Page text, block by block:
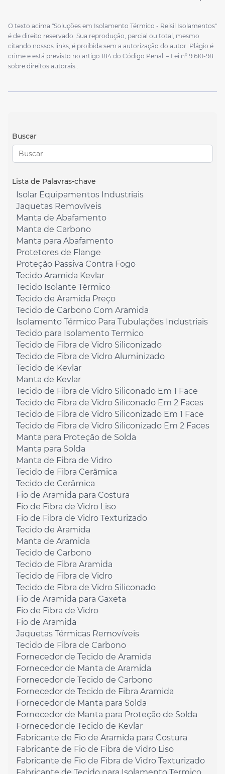
O texto acima "Soluções em Isolamento Térmico - Reisil Isolamentos"
é de direito reservado. Sua reprodução, parcial ou total, mesmo
citando nossos links, é proibida sem a autorização do autor. Plágio é
crime e está previsto no artigo 184 do Código Penal. – Lei n° 9.610-98
sobre direitos autorais .
Buscar
Lista de Palavras-chave
Isolar Equipamentos Industriais
Jaquetas Removíveis
Manta de Abafamento
Manta de Carbono
Manta para Abafamento
Protetores de Flange
Proteção Passiva Contra Fogo
Tecido Aramida Kevlar
Tecido Isolante Térmico
Tecido de Aramida Preço
Tecido de Carbono Com Aramida
Isolamento Térmico Para Tubulações Industriais
Tecido para Isolamento Termico
Tecido de Fibra de Vidro Siliconizado
Tecido de Fibra de Vidro Aluminizado
Tecido de Kevlar
Manta de Kevlar
Tecido de Fibra de Vidro Siliconado Em 1 Face
Tecido de Fibra de Vidro Siliconado Em 2 Faces
Tecido de Fibra de Vidro Siliconizado Em 1 Face
Tecido de Fibra de Vidro Siliconizado Em 2 Faces
Manta para Proteção de Solda
Manta para Solda
Manta de Fibra de Vidro
Tecido de Fibra Cerâmica
Tecido de Cerâmica
Fio de Aramida para Costura
Fio de Fibra de Vidro Liso
Fio de Fibra de Vidro Texturizado
Tecido de Aramida
Manta de Aramida
Tecido de Carbono
Tecido de Fibra Aramida
Tecido de Fibra de Vidro
Tecido de Fibra de Vidro Siliconado
Fio de Aramida para Gaxeta
Fio de Fibra de Vidro
Fio de Aramida
Jaquetas Térmicas Removíveis
Tecido de Fibra de Carbono
Fornecedor de Tecido de Aramida
Fornecedor de Manta de Aramida
Fornecedor de Tecido de Carbono
Fornecedor de Tecido de Fibra Aramida
Fornecedor de Manta para Solda
Fornecedor de Manta para Proteção de Solda
Fornecedor de Tecido de Kevlar
Fabricante de Fio de Aramida para Costura
Fabricante de Fio de Fibra de Vidro Liso
Fabricante de Fio de Fibra de Vidro Texturizado